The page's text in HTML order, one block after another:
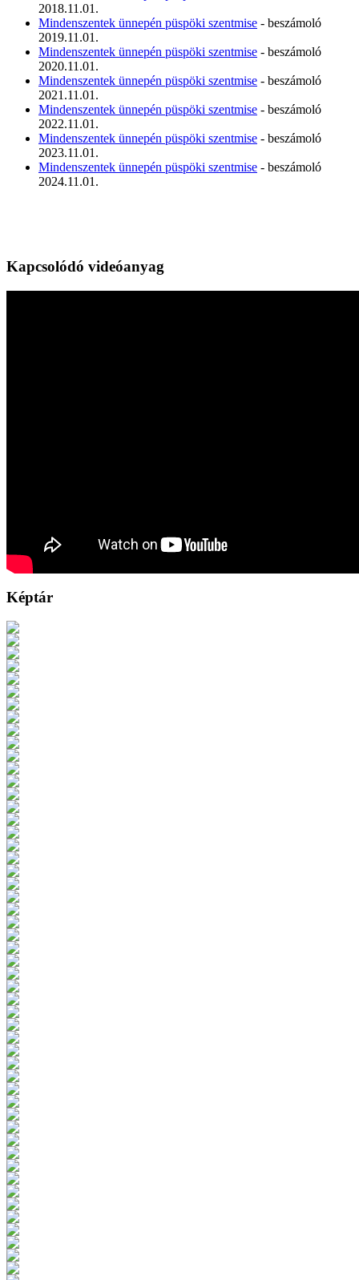
2018.11.01.
Mindenszentek ünnepén püspöki szentmise - beszámoló
2019.11.01.
Mindenszentek ünnepén püspöki szentmise - beszámoló
2020.11.01.
Mindenszentek ünnepén püspöki szentmise - beszámoló
2021.11.01.
Mindenszentek ünnepén püspöki szentmise - beszámoló
2022.11.01.
Mindenszentek ünnepén püspöki szentmise - beszámoló
2023.11.01.
Mindenszentek ünnepén püspöki szentmise - beszámoló
2024.11.01.
Kapcsolódó videóanyag
Képtár